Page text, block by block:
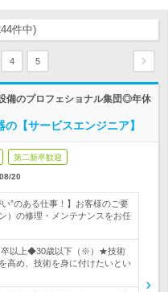
件中)
4 5
備のプロフェショナル集団◎年休
【サービスエンジニア】
第二新卒歓迎
20
”のある仕事！】お客様のご要
）の修理・メンテナンスをお任
卒以上◆30歳以下（※）★技術
高め、技術を身に付けたいとい